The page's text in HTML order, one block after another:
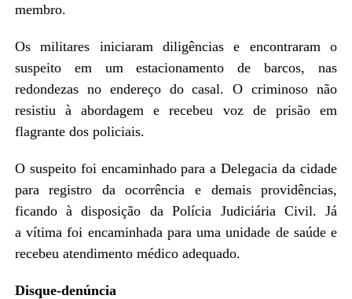
membro.
Os militares iniciaram diligências e encontraram o
suspeito em um estacionamento de barcos, nas
redondezas no endereço do casal. O criminoso não
resistiu à abordagem e recebeu voz de prisão em
flagrante dos policiais.
O suspeito foi encaminhado para a Delegacia da cidade
para registro da ocorrência e demais providências,
ficando à disposição da Polícia Judiciária Civil. Já
a vítima foi encaminhada para uma unidade de saúde e
recebeu atendimento médico adequado.
Disque-denúncia